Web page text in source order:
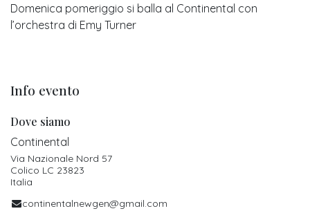
Domenica pomeriggio si balla al Continental con
l’orchestra di Emy Turner
Info evento
Dove siamo
Continental
Via Nazionale Nord 57
Colico LC 23823
Italia
continentalnewgen@gmail.com